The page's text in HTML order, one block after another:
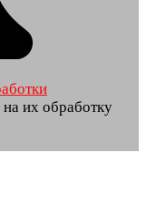
их обработку